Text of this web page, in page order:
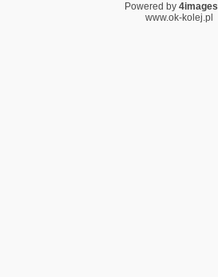
Powered by 4images
www.ok-kolej.pl